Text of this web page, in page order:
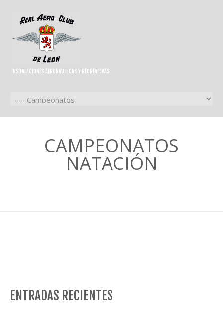
INSTALACIONES AERONÁUTICAS Y RECREATIVAS
CAMPEONATOS
NATACIÓN
ENTRADAS RECIENTES